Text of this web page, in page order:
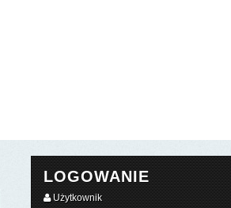
LOGOWANIE
Użytkownik